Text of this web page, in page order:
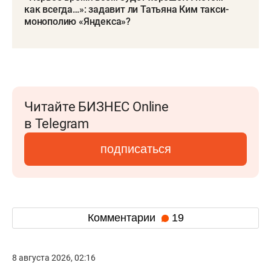
как всегда…»: задавит ли Татьяна Ким такси-
монополию «Яндекса»?
Читайте БИЗНЕС Online
в Telegram
подписаться
Комментарии 19
8 августа 2026, 02:16